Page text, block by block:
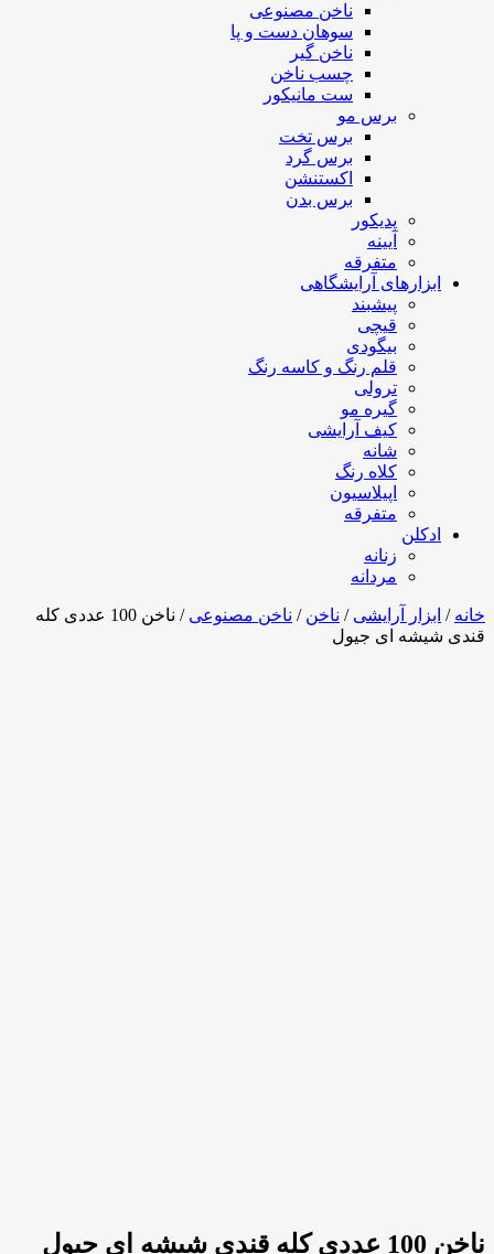
ناخن مصنوعی
سوهان دست و پا
ناخن گیر
چسب ناخن
ست مانیکور
برس مو
برس تخت
برس گرد
اکستنشن
برس بدن
پدیکور
آیینه
متفرقه
ابزارهای آرایشگاهی
پیشبند
قیچی
بیگودی
قلم رنگ و کاسه رنگ
ترولی
گیره مو
کیف آرایشی
شانه
کلاه رنگ
اپیلاسیون
متفرقه
ادکلن
زنانه
مردانه
خانه / ابزار آرایشی / ناخن / ناخن مصنوعی
/ ناخن 100 عددی کله
قندی شیشه ای جیول
ناخن 100 عددی کله قندی شیشه ای جیول